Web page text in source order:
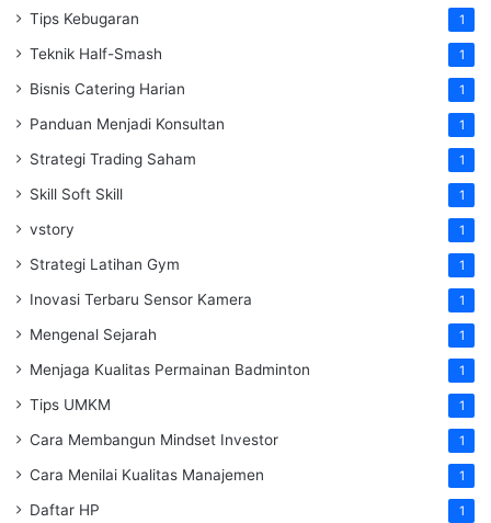
Tips Kebugaran 1
Teknik Half-Smash 1
Bisnis Catering Harian 1
Panduan Menjadi Konsultan 1
Strategi Trading Saham 1
Skill Soft Skill 1
vstory 1
Strategi Latihan Gym 1
Inovasi Terbaru Sensor Kamera 1
Mengenal Sejarah 1
Menjaga Kualitas Permainan Badminton 1
Tips UMKM 1
Cara Membangun Mindset Investor 1
Cara Menilai Kualitas Manajemen 1
Daftar HP 1